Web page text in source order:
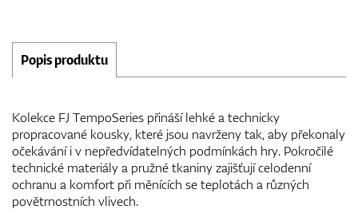
Popis produktu
Kolekce FJ TempoSeries přináší lehké a technicky
propracované kousky, které jsou navrženy tak, aby překonaly
očekávání i v nepředvídatelných podmínkách hry. Pokročilé
technické materiály a pružné tkaniny zajišťují celodenní
ochranu a komfort při měnících se teplotách a různých
povětrnostních vlivech.